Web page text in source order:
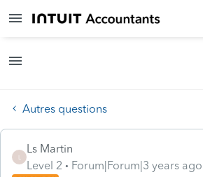
Autres questions
Ls Martin
Level 2
Forum|Forum|3 years ago